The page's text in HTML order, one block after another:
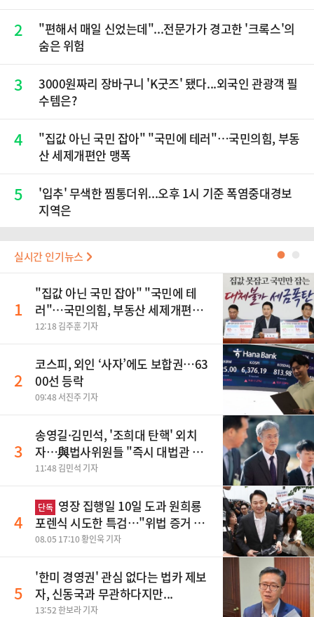
2
"편해서 매일 신었는데"...전문가가 경고한 '크록스'의
숨은 위험
3
3000원짜리 장바구니 'K굿즈' 됐다...외국인 관광객 필
수템은?
4
"집값 아닌 국민 잡아" "국민에 테러"…국민의힘, 부동
산 세제개편안 맹폭
5
'입추' 무색한 찜통더위...오후 1시 기준 폭염중대경보
지역은
실시간 인기뉴스 ●
1
"집값 아닌 국민 잡아" "국민에 테
러"…국민의힘, 부동산 세제개편안
맹폭
12:18 김주훈 기자
2
코스피, 외인 ‘사자’에도 보합권…63
00선 등락
09:48 서진주 기자
3
송영길·김민석, '조희대 탄핵' 외치
자…與법사위원들 "즉시 대법관 제
청하라"
11:48 김민석 기자
4
단독 영장 집행일 10일 도과 원희룡
포렌식 시도한 특검…"위법 증거 수
집" 지적
08.05 17:10 황인욱 기자
5
'한미 경영권' 관심 없다는 법카 제보
자, 신동국과 무관하다지만...
13:52 한보라 기자